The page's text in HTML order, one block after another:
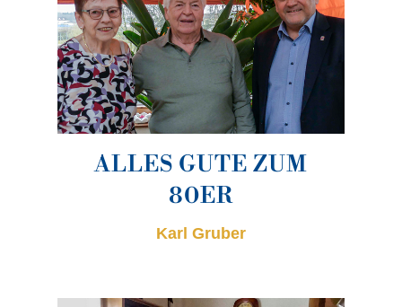
ALLES GUTE ZUM
80ER
Karl Gruber